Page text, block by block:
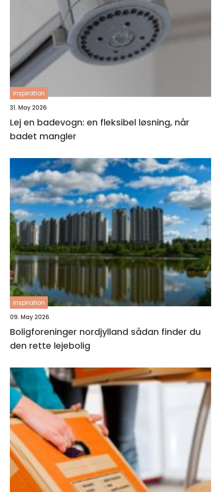
inspiration
31. May 2026
Lej en badevogn: en fleksibel løsning, når
badet mangler
inspiration
09. May 2026
Boligforeninger nordjylland sådan finder du
den rette lejebolig